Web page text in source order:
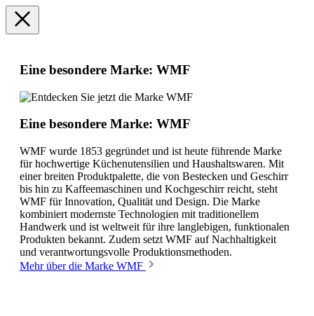
Eine besondere Marke: WMF
Eine besondere Marke: WMF
WMF wurde 1853 gegründet und ist heute führende Marke
für hochwertige Küchenutensilien und Haushaltswaren. Mit
einer breiten Produktpalette, die von Bestecken und Geschirr
bis hin zu Kaffeemaschinen und Kochgeschirr reicht, steht
WMF für Innovation, Qualität und Design. Die Marke
kombiniert modernste Technologien mit traditionellem
Handwerk und ist weltweit für ihre langlebigen, funktionalen
Produkten bekannt. Zudem setzt WMF auf Nachhaltigkeit
und verantwortungsvolle Produktionsmethoden.
Mehr über die Marke WMF